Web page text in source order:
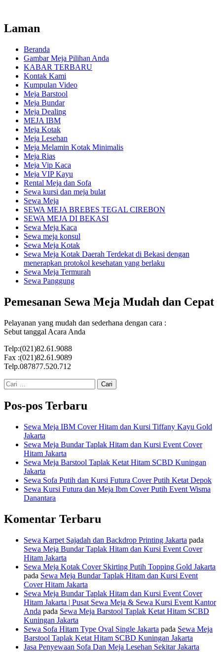
Laman
Beranda
Gambar Meja Pilihan Anda
KABAR TERBARU
Kontak Kami
Kumpulan Video
Meja Barstool
Meja Bundar
Meja Dealing
MEJA IBM
Meja Kotak
Meja Lesehan
Meja Melamin Kotak Minimalis
Meja Rias
Meja Vip Kaca
Meja VIP Kayu
Rental Meja dan Sofa
Sewa kursi dan meja bulat
Sewa Meja
SEWA MEJA BREBES TEGAL CIREBON
SEWA MEJA DI BEKASI
Sewa Meja Kaca
Sewa meja konsul
Sewa Meja Kotak
Sewa Meja Kotak Daerah Terdekat di Bekasi dengan
menerapkan protokol kesehatan yang berlaku
Sewa Meja Termurah
Sewa Panggung
Pemesanan Sewa Meja Mudah dan Cepat
Pelayanan yang mudah dan sederhana dengan cara :
Sebut tanggal Acara Anda
Telp:(021)82.61.9088
Fax :(021)82.61.9089
Telp.087877.520.712
Cari
untuk:
Pos-pos Terbaru
Sewa Meja IBM Cover Hitam dan Kursi Tiffany Kayu Gold
Jakarta
Sewa Meja Bundar Taplak Hitam dan Kursi Event Cover
Hitam Jakarta
Sewa Meja Barstool Taplak Ketat Hitam SCBD Kuningan
Jakarta
Sewa Sofa Putih dan Kursi Futura Cover Putih Ketat Depok
Sewa Kursi Futura dan Meja Ibm Cover Putih Event Wisma
Danantara
Komentar Terbaru
Sewa Karpet Sajadah dan Backdrop Printing Jakarta pada
Sewa Meja Bundar Taplak Hitam dan Kursi Event Cover
Hitam Jakarta
Sewa Meja Kotak Cover Skirting Putih Topping Gold Jakarta
pada Sewa Meja Bundar Taplak Hitam dan Kursi Event
Cover Hitam Jakarta
Sewa Meja Bundar Taplak Hitam dan Kursi Event Cover
Hitam Jakarta | Pusat Sewa Meja & Sewa Kursi Event Kantor
Anda pada Sewa Meja Barstool Taplak Ketat Hitam SCBD
Kuningan Jakarta
Sewa Sofa Hitam Type Oval Single Jakarta pada Sewa Meja
Barstool Taplak Ketat Hitam SCBD Kuningan Jakarta
Jasa Penyewaan Sofa Dan Meja Lesehan Sekitar Jakarta